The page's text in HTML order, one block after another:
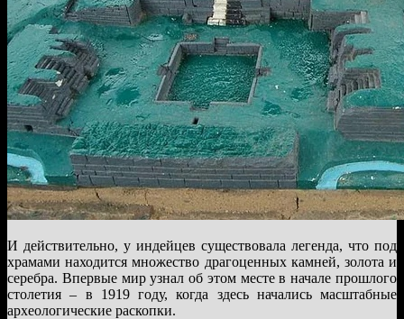
И действительно, у индейцев существовала легенда, что под
храмами находится множество драгоценных камней, золота и
серебра. Впервые мир узнал об этом месте в начале прошлого
столетия – в 1919 году, когда здесь начались масштабные
археологические раскопки.